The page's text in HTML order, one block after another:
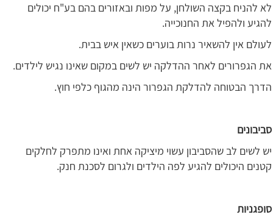
לא להניח בקצה השולחן, על מפות ובאזורים בהם בע"ח יכולים
להגיע ולהפיל את החנוכייה.
לעולם אין להשאיר נרות בוערים כשאין איש בבית.
את הגפרורים לאחר ההדלקה יש לשים במקום שאינו נגיש לילדים.
הדרך הבטוחה להדלקת הגפרור הינה מהגוף כלפי חוץ.
סביבונים
יש לשים לב שהסביבון עשוי מיציקה אחת ואינו מתפרק לחלקים
קטנים היכולים להגיע לפה הילדים ולגרום לסכנת חנק.
סופגניות